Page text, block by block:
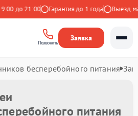
до 21:00 Гарантия до 1 года Выезд
Позвонить
Заявка
бесперебойного питания
питания